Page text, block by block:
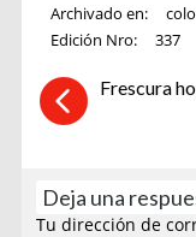
Archivado en:
Edición Nro:
337
Frescura
Deja una
Tu dirección de